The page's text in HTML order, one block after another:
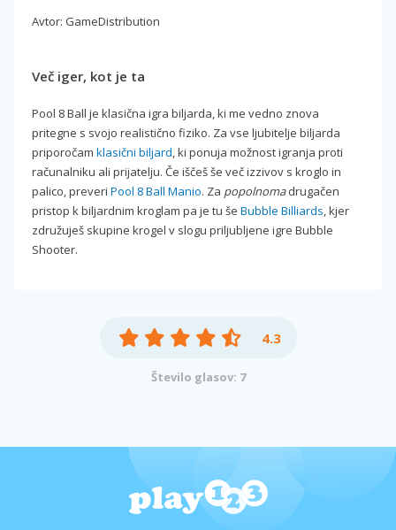
Avtor: GameDistribution
Več iger, kot je ta
Pool 8 Ball je klasična igra biljarda, ki me vedno znova
pritegne s svojo realistično fiziko. Za vse ljubitelje biljarda
priporočam klasični biljard, ki ponuja možnost igranja proti
računalniku ali prijatelju. Če iščeš še več izzivov s kroglo in
palico, preveri Pool 8 Ball Manio. Za popolnomadrugačen
pristop k biljardnim kroglam pa je tu še Bubble Billiards, kjer
združuješ skupine krogel v slogu priljubljene igre Bubble
Shooter.
4.3
Število glasov: 7